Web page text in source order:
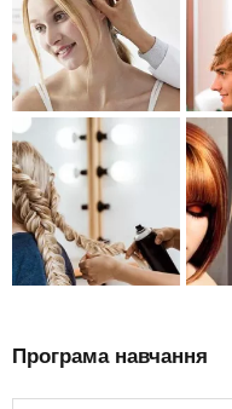
Програма навчання